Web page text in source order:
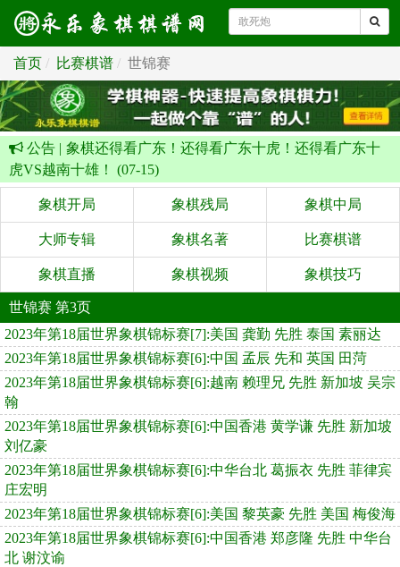
首页 比赛棋谱 世锦赛
公告 | 象棋还得看广东！还得看广东十虎！还得看广东十
虎VS越南十雄！ (07-15)
象棋开局 象棋残局 象棋中局
大师专辑 象棋名著 比赛棋谱
象棋直播 象棋视频 象棋技巧
世锦赛 第3页
2023年第18届世界象棋锦标赛[7]:美国 龚勤 先胜 泰国 素丽达
2023年第18届世界象棋锦标赛[6]:中国 孟辰 先和 英国 田菏
2023年第18届世界象棋锦标赛[6]:越南 赖理兄 先胜 新加坡 吴宗
翰
2023年第18届世界象棋锦标赛[6]:中国香港 黄学谦 先胜 新加坡
刘亿豪
2023年第18届世界象棋锦标赛[6]:中华台北 葛振衣 先胜 菲律宾
庄宏明
2023年第18届世界象棋锦标赛[6]:美国 黎英豪 先胜 美国 梅俊海
2023年第18届世界象棋锦标赛[6]:中国香港 郑彦隆 先胜 中华台
北 谢汶谕